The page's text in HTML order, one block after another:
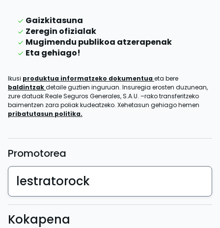
Gaizkitasuna
Zeregin ofizialak
Mugimendu publikoa atzerapenak
Eta gehiago!
Ikusi produktua informatzeko dokumentua eta bere
baldintzakdetaile guztien inguruan. Insuregia erosten duzunean,
zure datuak Reale Seguros Generales, S.A.U. –rako transferitzeko
baimentzen zara poliak kudeatzeko. Xehetasun gehiago hemen
pribatutasun politika.
Promotorea
lestratorock
Kokapena